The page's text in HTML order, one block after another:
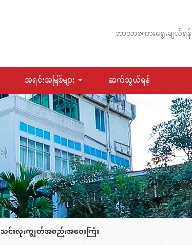
ဘာသာစကားရွေးချယ်ရန်
အရင်းအမြစ်များ ဆက်သွယ်ရန်
င်းလုံးကျွတ်အစည်းအဝေးကြီး